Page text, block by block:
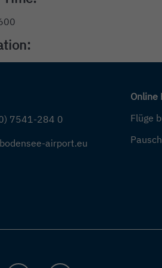
7541-284 0
4 9 0 7 5 4 1 2 8 4 0
airport.eu
info@bodensee-airport.eu
Online
Flüge